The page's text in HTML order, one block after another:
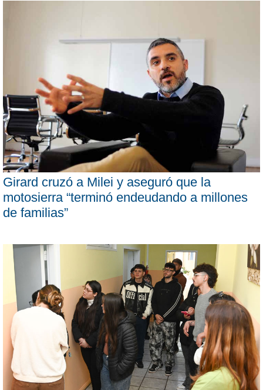
Girard cruzó a Milei y aseguró que la
motosierra “terminó endeudando a millones
de familias”